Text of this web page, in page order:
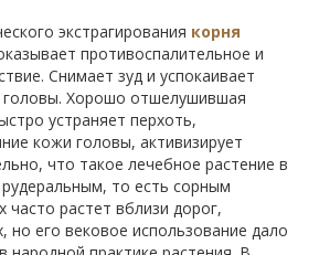
экстрагирования корня
противоспалительное и
Снимает зуд и успокаивает
Хорошо отшелушившая
устраняет перхоть,
кожи головы, активизирует
что такое лечебное растение в
то есть сорным
часто растет вблизи дорог,
но его вековое использование дало